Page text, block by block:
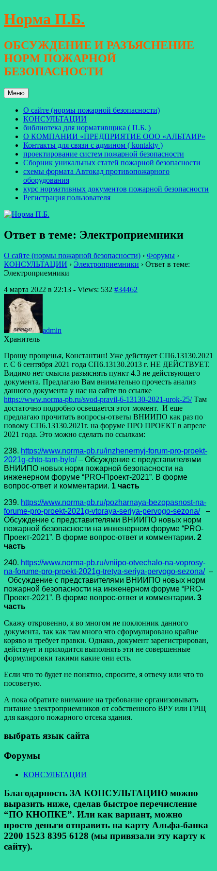
Перейти
к
Норма П.Б.
ОБСУЖДЕНИЕ И РАЗЪЯСНЕНИЕ
НОРМ ПОЖАРНОЙ
БЕЗОПАСНОСТИ
Меню
О сайте (нормы пожарной безопасности)
КОНСУЛЬТАЦИИ
библиотека для нормативщика ( П.Б. )
О КОМПАНИИ «ПРЕДПРИЯТИЕ ООО «АЛЬТАИР»
Контакты для связи с админом ( kontakty )
проектирование систем пожарной безопасности
Сборник уникальных статей пожарной безопасности
схемы формата Автокад противопожарного
оборудования
курс нормативных документов пожарной безопасности
Регистрация пользователя
Ответ в теме: Электроприемники
О сайте (нормы пожарной безопасности) › Форумы ›
КОНСУЛЬТАЦИИ › Электроприемники › Ответ в теме:
Электроприемники
4 марта 2022 в 22:13 - Views: 532 #34462
admin
Хранитель
Прошу прощенья, Константин! Уже действует СП6.13130.2021
г. С 6 сентября 2021 года СП6.13130.2013 г. НЕ ДЕЙСТВУЕТ.
Видимо нет смысла разъяснять пункт 4.3 не действующего
документа. Предлагаю Вам внимательно прочесть анализ
данного документа у нас на сайте по ссылке
https://www.norma-pb.ru/svod-pravil-6-13130-2021-urok-25/Там
достаточно подробно освещается этот момент. И еще
предлагаю прочитать вопросы-ответы ВНИИПО как раз по
новому СП6.13130.2021г. на форуме ПРО ПРОЕКТ в апреле
2021 года. Это можно сделать по ссылкам:
238. https://www.norma-pb.ru/inzhenernyj-forum-pro-proekt-
2021g-chto-tam-bylo/– Обсуждение с представителями
ВНИИПО новых норм пожарной безопасности на
инженерном форуме “PRO-Проект-2021”. В форме
вопрос-ответ и комментарии. 1 часть
239. https://www.norma-pb.ru/pozharnaya-bezopasnost-na-
forume-pro-proekt-2021g-vtoraya-seriya-pervogo-sezona/–
Обсуждение с представителями ВНИИПО новых норм
пожарной безопасности на инженерном форуме “PRO-
Проект-2021”. В форме вопрос-ответ и комментарии. 2
часть
240. https://www.norma-pb.ru/vniipo-otvechalo-na-voprosy-
na-forume-pro-proekt-2021g-tretya-seriya-pervogo-sezona/–
Обсуждение с представителями ВНИИПО новых норм
пожарной безопасности на инженерном форуме “PRO-
Проект-2021”. В форме вопрос-ответ и комментарии. 3
часть
Скажу откровенно, я во многом не поклонник данного
документа, так как там много что сформулировано крайне
коряво и требует правки. Однако, документ зарегистрирован,
действует и приходится выполнять эти не совершенные
формулировки такими какие они есть.
Если что то будет не понятно, спросите, я отвечу или что то
посоветую.
А пока обратите внимание на требование организовывать
питание электроприемников от собственного ВРУ или ГРЩ
для каждого пожарного отсека здания.
выбрать язык сайта
Форумы
КОНСУЛЬТАЦИИ
Благодарность ЗА КОНСУЛЬТАЦИЮ можно
выразить ниже, сделав быстрое перечисление
“ПО КНОПКЕ”. Или как вариант, можно
просто деньги отправить на карту Альфа-банка
2200 1523 8395 6128 (мы привязали эту карту к
сайту).